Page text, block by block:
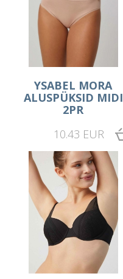
YSABEL MORA
ALUSPÜKSID MIDI
2PR
10.43 EUR